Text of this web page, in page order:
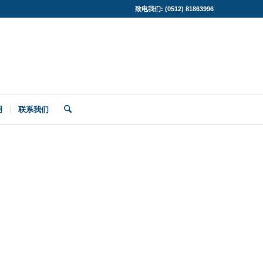
致电我们: (0512) 81863996
联系我们